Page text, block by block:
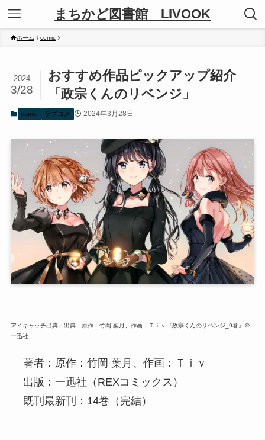
まちかど図書館 LIVOOK
ホーム comic
おすすめ作品ピックアップ紹介
「政宗くんのリベンジ」
2024
3/28
comic ラブコメ 2024年3月28日
アイキャッチ出典：出典：原作：竹岡 葉月、作画：Ｔｉｖ『政宗くんのリベンジ_9巻』＠
一迅社
著者：原作：竹岡 葉月、作画：Ｔｉｖ
出版：一迅社（REXコミックス）
既刊最新刊：14巻（完結）